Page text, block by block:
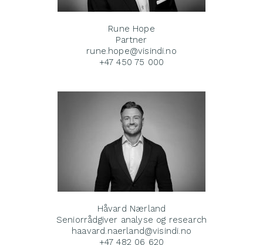
Rune Hope
Partner
rune.hope@visindi.no
+47 450 75 000
Håvard Nærland
Seniorrådgiver analyse og research
haavard.naerland@visindi.no
+47 482 06 620